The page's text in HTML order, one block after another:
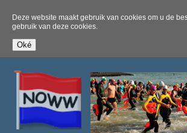
Deze website maakt gebruik van cookies om u de
gebruik van deze cookies.